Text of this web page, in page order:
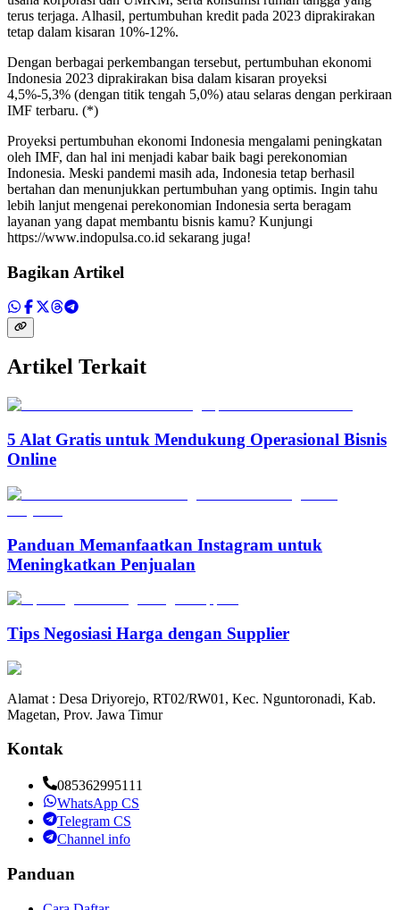
terus terjaga. Alhasil, pertumbuhan kredit pada 2023 diprakirakan
tetap dalam kisaran 10%-12%.
Dengan berbagai perkembangan tersebut, pertumbuhan ekonomi
Indonesia 2023 diprakirakan bisa dalam kisaran proyeksi
4,5%-5,3% (dengan titik tengah 5,0%) atau selaras dengan perkiraan
IMF terbaru. (*)
Proyeksi pertumbuhan ekonomi Indonesia mengalami peningkatan
oleh IMF, dan hal ini menjadi kabar baik bagi perekonomian
Indonesia. Meski pandemi masih ada, Indonesia tetap berhasil
bertahan dan menunjukkan pertumbuhan yang optimis. Ingin tahu
lebih lanjut mengenai perekonomian Indonesia serta beragam
layanan yang dapat membantu bisnis kamu? Kunjungi
https://www.indopulsa.co.id sekarang juga!
Bagikan Artikel
Artikel Terkait
5 Alat Gratis untuk Mendukung Operasional Bisnis
Online
Panduan Memanfaatkan Instagram untuk
Meningkatkan Penjualan
Tips Negosiasi Harga dengan Supplier
Alamat : Desa Driyorejo, RT02/RW01, Kec. Nguntoronadi, Kab.
Magetan, Prov. Jawa Timur
Kontak
085362995111
WhatsApp CS
Telegram CS
Channel info
Panduan